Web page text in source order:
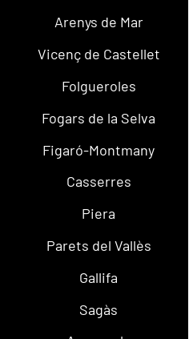
Arenys de Mar
Vicenç de Castellet
Folgueroles
Fogars de la Selva
Figaró-Montmany
Casserres
Piera
Parets del Vallès
Gallifa
Sagàs